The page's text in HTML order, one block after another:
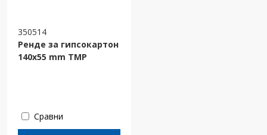
350514
Ренде за гипсокартон
140x55 mm TMP
Сравни